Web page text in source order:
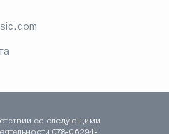
со следующими
078-06294-